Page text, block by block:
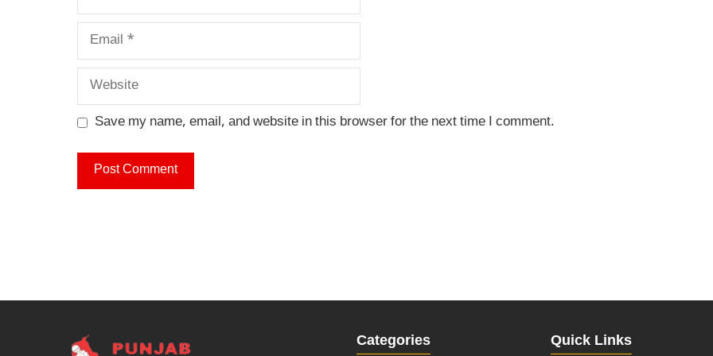
Email
Website
Save my name, email, and website in this browser for the next time I comment.
Categories Quick Links